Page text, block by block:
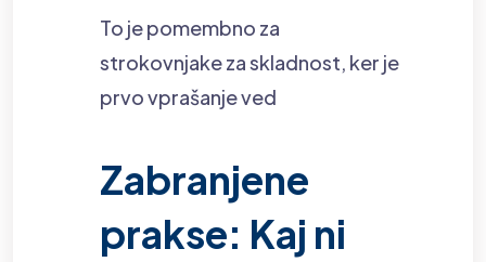
To je pomembno za
strokovnjake za skladnost, ker je
prvo vprašanje ved
Zabranjene
prakse: Kaj ni